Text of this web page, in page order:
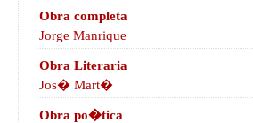
Obra completa
Jorge Manrique
Obra Literaria
Jos� Mart�
Obra po�tica